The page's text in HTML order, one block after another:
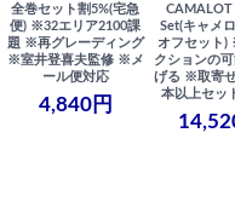
全巻セット割5%(宅急
便) ※32エリア2100課
題 ※再グレーディング
※室井登喜夫監修 ※メ
ール便対応
4,840円
Set(キャメ
オフセット)
クションの
げる ※取寄
本以上セッ